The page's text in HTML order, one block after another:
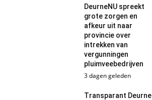
DeurneNU spreekt
grote zorgen en
afkeur uit naar
provincie over
intrekken van
vergunningen
pluimveebedrijven
3 dagen geleden
Transparant Deurne